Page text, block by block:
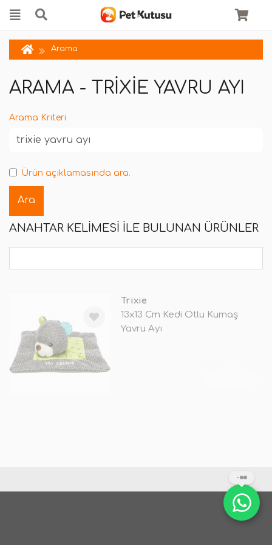
Arama
ARAMA - TRIXIE YAVRU AYI
Arama Kriteri
Ürün açıklamasında ara.
ANAHTAR KELIMESI ILE BULUNAN ÜRÜNLER
Trixie
13x13 Cm Kedi Otlu Kumaş
Yavru Ayı